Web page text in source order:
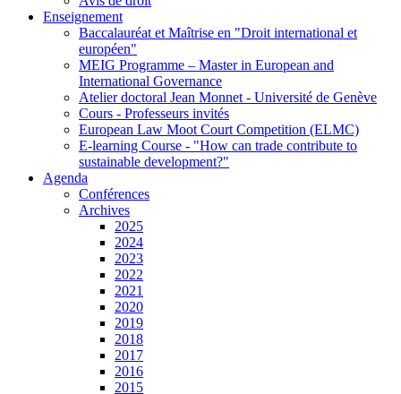
Enseignement
Baccalauréat et Maîtrise en "Droit international et
européen"
MEIG Programme – Master in European and
International Governance
Atelier doctoral Jean Monnet - Université de Genève
Cours - Professeurs invités
European Law Moot Court Competition (ELMC)
E-learning Course - "How can trade contribute to
sustainable development?"
Agenda
Conférences
Archives
2025
2024
2023
2022
2021
2020
2019
2018
2017
2016
2015